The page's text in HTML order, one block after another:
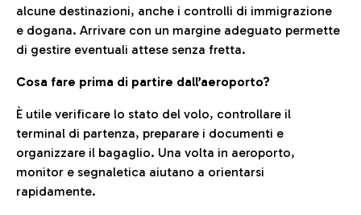
alcune destinazioni, anche i controlli di immigrazione
e dogana. Arrivare con un margine adeguato permette
di gestire eventuali attese senza fretta.
Cosa fare prima di partire dall’aeroporto?
È utile verificare lo stato del volo, controllare il
terminal di partenza, preparare i documenti e
organizzare il bagaglio. Una volta in aeroporto,
monitor e segnaletica aiutano a orientarsi
rapidamente.